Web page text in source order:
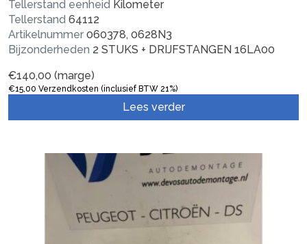
Tellerstand eenheid Kilometer
Tellerstand 64112
Artikelnummer 060378, 0628N3
Bijzonderheden 2 STUKS + DRIJFSTANGEN 16LA00
€140,00 (marge)
€15,00 Verzendkosten (inclusief BTW 21%)
Lees verder